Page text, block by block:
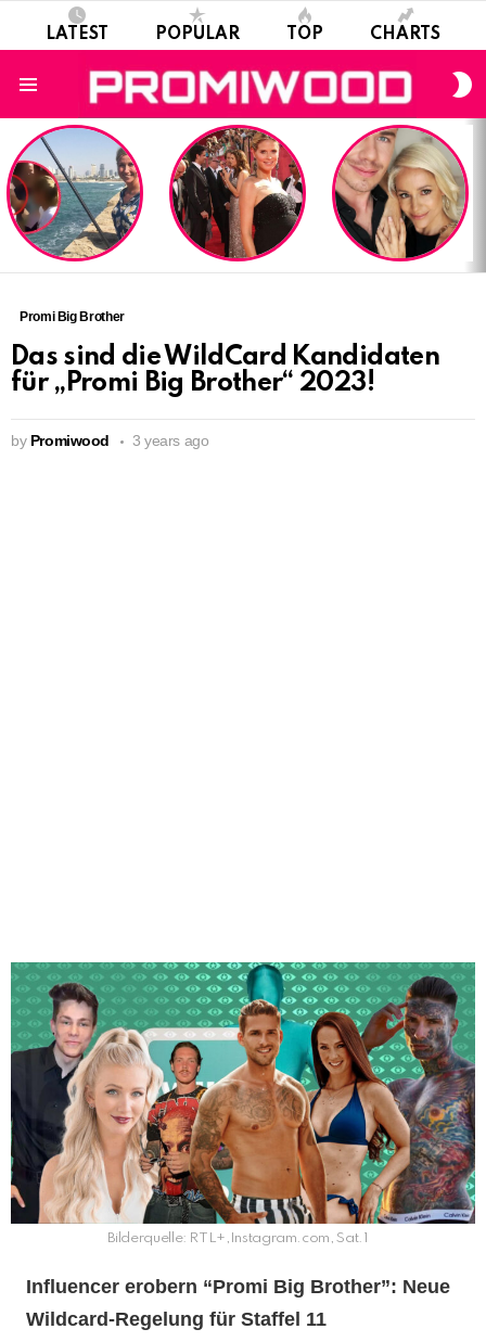
LATEST POPULAR TOP CHARTS
LATEST
STORIES
Promi Big Brother
Das sind die WildCard Kandidaten
für „Promi Big Brother“ 2023!
by Promiwood 3 years ago
Bilderquelle: RTL+,Instagram.com, Sat.1
Influencer erobern “Promi Big Brother”: Neue
Wildcard-Regelung für Staffel 11